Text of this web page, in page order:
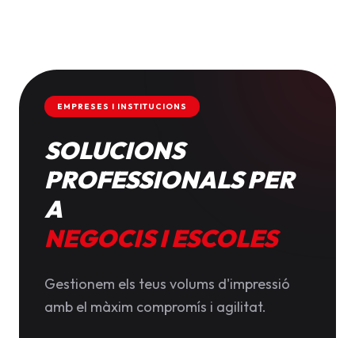
EMPRESES I INSTITUCIONS
SOLUCIONS
PROFESSIONALS PER
A
NEGOCIS I ESCOLES
Gestionem els teus volums d'impressió
amb el màxim compromís i agilitat.